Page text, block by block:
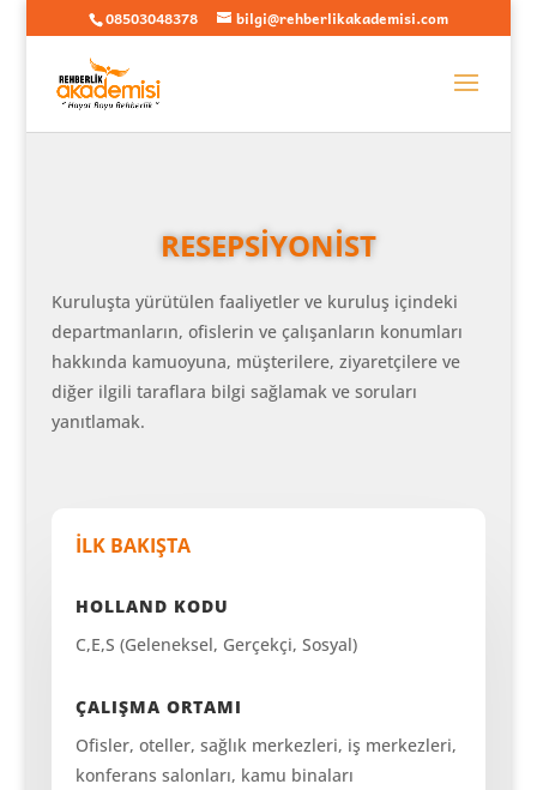
08503048378 bilgi@rehberlikakademisi.com
RESEPSİYONİST
Kuruluşta yürütülen faaliyetler ve kuruluş içindeki
departmanların, ofislerin ve çalışanların konumları
hakkında kamuoyuna, müşterilere, ziyaretçilere ve
diğer ilgili taraflara bilgi sağlamak ve soruları
yanıtlamak.
İLK BAKIŞTA
HOLLAND KODU
C,E,S (Geleneksel, Gerçekçi, Sosyal)
ÇALIŞMA ORTAMI
Ofisler, oteller, sağlık merkezleri, iş merkezleri,
konferans salonları, kamu binaları